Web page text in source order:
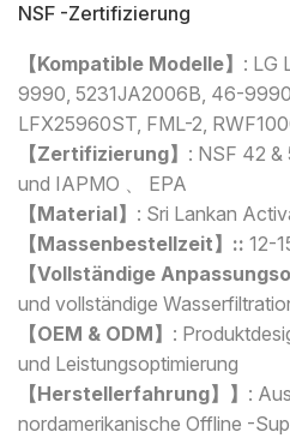
NSF -Zertifizierung
【Kompatible Modelle】 : LG
9990, 5231JA2006B, 46-
LFX25960ST, FML-2,
【Zertifizierung】 : NSF 42
und IAPMO 、 EPA
【Material】 : Sri Lankan
【Massenbestellzeit】:: 12-
【Vollständige
und vollständige
【OEM & ODM】 :
und Leistungsoptimierung
【Herstellerfahrung】】 :
nordamerikanische Offline -